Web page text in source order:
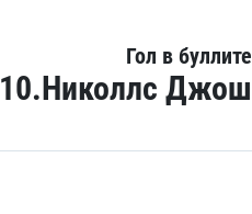
Гол в буллите
10.Николлс Джош